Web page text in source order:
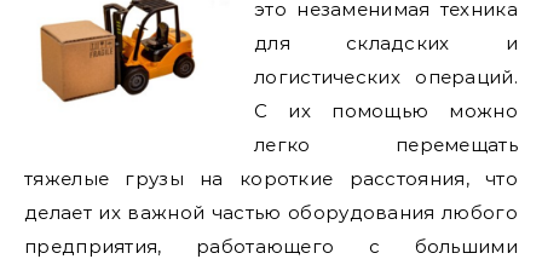
это незаменимая техника
для складских и
логистических операций.
С их помощью можно
легко перемещать
тяжелые грузы на короткие расстояния, что
делает их важной частью оборудования любого
предприятия, работающего с большими